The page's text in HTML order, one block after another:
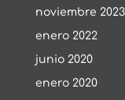
noviembre 2023
enero 2022
junio 2020
enero 2020